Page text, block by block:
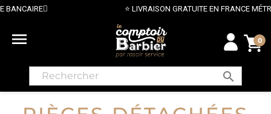
⭐ LIVRAISON GRATUITE EN FRANCE MÉTROPOLITAINE DÈS 70€ ⭐
 0
search